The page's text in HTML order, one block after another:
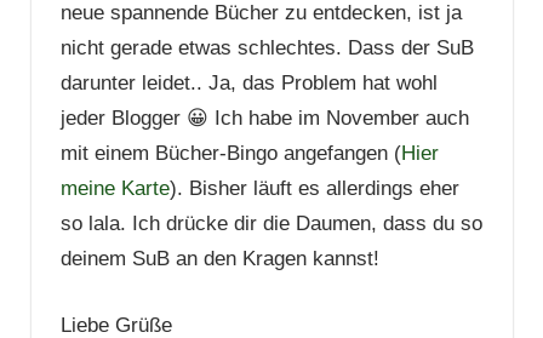
neue spannende Bücher zu entdecken, ist ja
nicht gerade etwas schlechtes. Dass der SuB
darunter leidet.. Ja, das Problem hat wohl
jeder Blogger 😀 Ich habe im November auch
mit einem Bücher-Bingo angefangen (Hier
meine Karte). Bisher läuft es allerdings eher
so lala. Ich drücke dir die Daumen, dass du so
deinem SuB an den Kragen kannst!
Liebe Grüße